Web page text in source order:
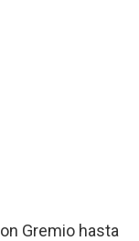
Gremio hasta